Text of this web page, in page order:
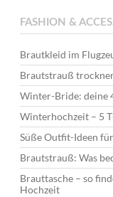
FASHION &
Brautkleid im
Brautstrauß
Winter-Bride: deine
Winterhochzeit – 5
Süße Outfit-Ideen
Brautstrauß: Was
Brauttasche – so
Hochzeit